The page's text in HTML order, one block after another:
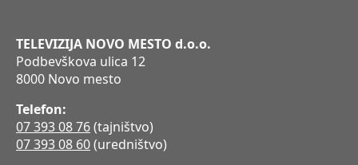
TELEVIZIJA NOVO MESTO d.o.o.
Podbevškova ulica 12
8000 Novo mesto
Telefon:
07 393 08 76(tajništvo)
07 393 08 60(uredništvo)